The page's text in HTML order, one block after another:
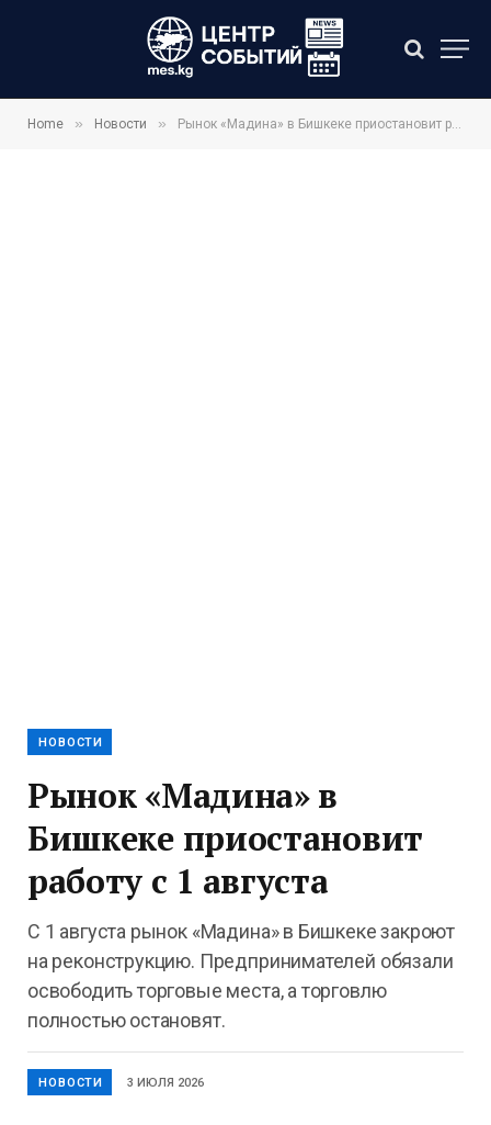
Home » Новости » Рынок «Мадина» в Бишкеке приостановит работу с 1 августа
НОВОСТИ
Рынок «Мадина» в
Бишкеке приостановит
работу с 1 августа
С 1 августа рынок «Мадина» в Бишкеке закроют
на реконструкцию. Предпринимателей обязали
освободить торговые места, а торговлю
полностью остановят.
НОВОСТИ 3 ИЮЛЯ 2026